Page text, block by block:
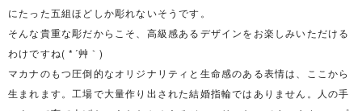
にたった五組ほどしか彫れないそうです。
そんな貴重な彫だからこそ、高級感あるデザインをお楽しみいただける
わけですね( *´艸｀)
マカナのもつ圧倒的なオリジナリティと生命感のある表情は、ここから
生まれます。工場で大量作り出された結婚指輪ではありません。人の手